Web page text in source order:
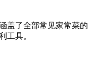
盖了全部常见家常菜的
工具。